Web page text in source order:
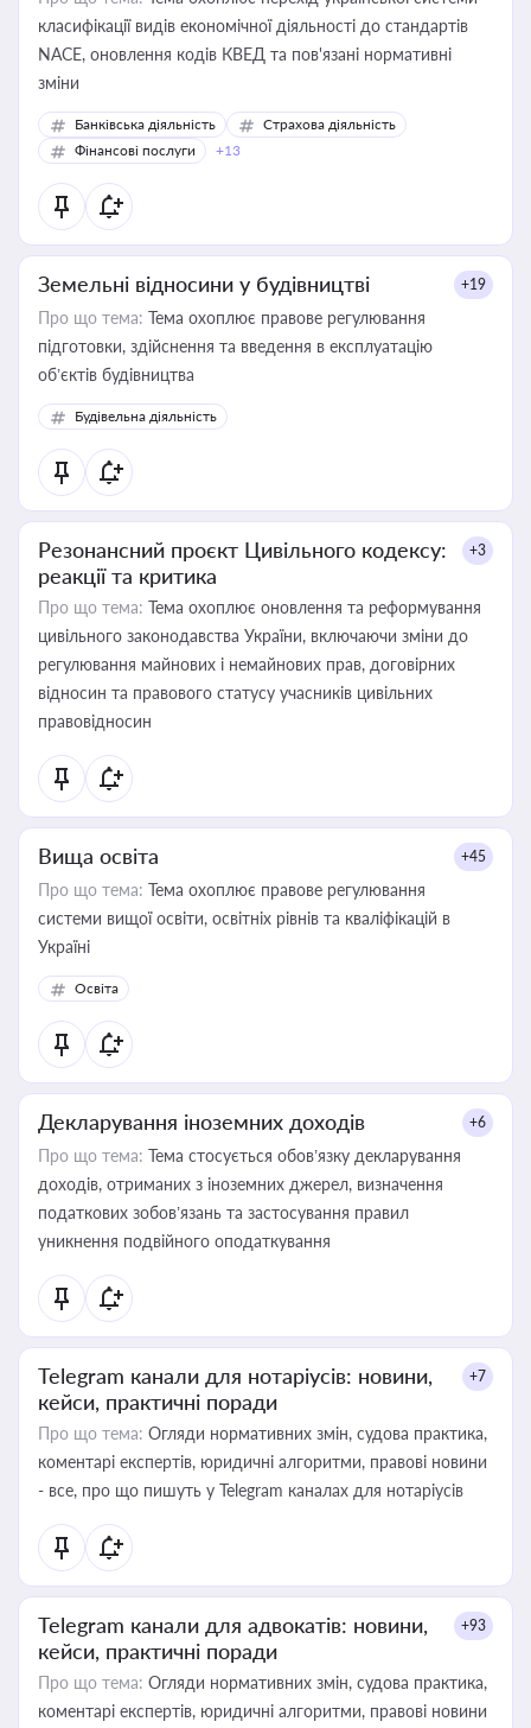
класифікації видів економічної діяльності до стандартів
NACE, оновлення кодів КВЕД та пов'язані нормативні
зміни
Банківська діяльність
Страхова діяльність
Фінансові послуги
+13
Земельні відносини у будівництві +19
Про що тема: Тема охоплює правове регулювання
підготовки, здійснення та введення в експлуатацію
об’єктів будівництва
Будівельна діяльність
Резонансний проєкт Цивільного кодексу:
реакції та критика
+3
Про що тема: Тема охоплює оновлення та реформування
цивільного законодавства України, включаючи зміни до
регулювання майнових і немайнових прав, договірних
відносин та правового статусу учасників цивільних
правовідносин
Вища освіта +45
Про що тема: Тема охоплює правове регулювання
системи вищої освіти, освітніх рівнів та кваліфікацій в
Україні
Освіта
Декларування іноземних доходів +6
Про що тема: Тема стосується обов’язку декларування
доходів, отриманих з іноземних джерел, визначення
податкових зобов’язань та застосування правил
уникнення подвійного оподаткування
Telegram канали для нотаріусів: новини,
кейси, практичні поради
+7
Про що тема: Огляди нормативних змін, судова практика,
коментарі експертів, юридичні алгоритми, правові новини
- все, про що пишуть у Telegram каналах для нотаріусів
Telegram канали для адвокатів: новини,
кейси, практичні поради
+93
Про що тема: Огляди нормативних змін, судова практика,
коментарі експертів, юридичні алгоритми, правові новини